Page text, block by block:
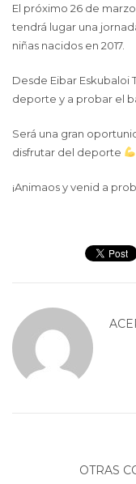
El próximo 26 de
tendrá lugar una
niñas nacidos en 2017.
Desde Eibar Eskubaloi
deporte y a probar el
Será una gran
disfrutar del deporte
¡Animaos y venid a
OTRAS